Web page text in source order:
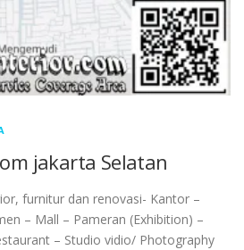
jakarta Selatan
furnitur dan renovasi- Kantor –
– Mall – Pameran (Exhibition) –
– Studio vidio/ Photography